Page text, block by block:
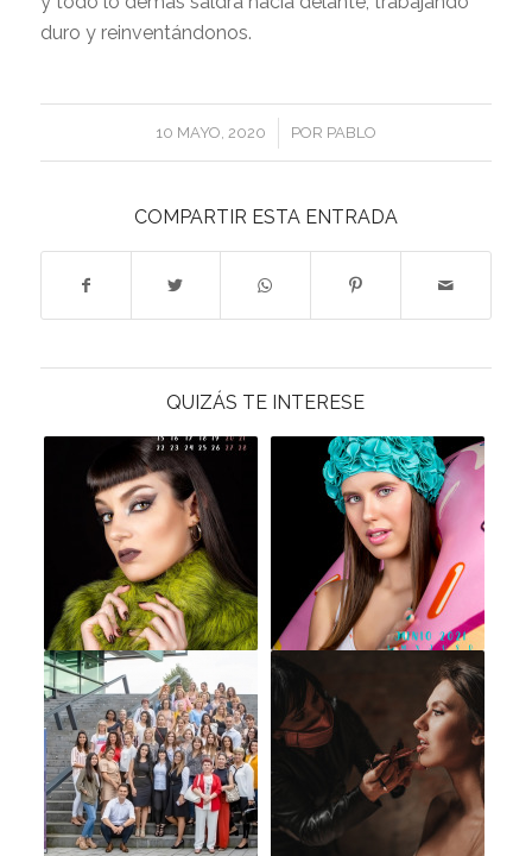
duro y reinventándonos.
10 MAYO, 2020
/ POR PABLO
COMPARTIR ESTA ENTRADA
QUIZÁS TE INTERESE